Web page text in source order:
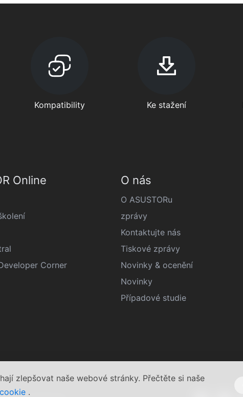
zlepšovat naše webové stránky. Přečtěte si naše
.
Kompatibility Ke stažení
Online
Corner
O nás
O ASUSTORu
zprávy
Kontaktujte nás
Tiskové zprávy
Novinky & ocenění
Novinky
Případové studie